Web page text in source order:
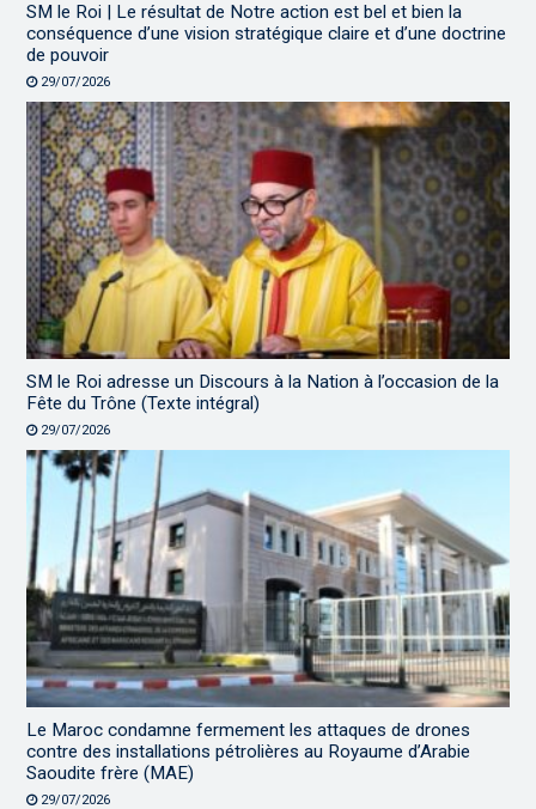
SM le Roi | Le résultat de Notre action est bel et bien la
conséquence d’une vision stratégique claire et d’une doctrine
de pouvoir
29/07/2026
SM le Roi adresse un Discours à la Nation à l’occasion de la
Fête du Trône (Texte intégral)
29/07/2026
Le Maroc condamne fermement les attaques de drones
contre des installations pétrolières au Royaume d’Arabie
Saoudite frère (MAE)
29/07/2026